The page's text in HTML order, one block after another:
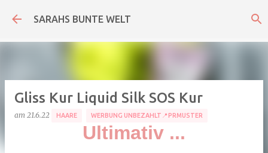
Direkt zum Hauptbereich
SARAHS BUNTE WELT
Gliss Kur Liquid Silk SOS Kur
am 21.6.22 HAARE WERBUNG UNBEZAHLT📍PRMUSTER
Ultimativ ...